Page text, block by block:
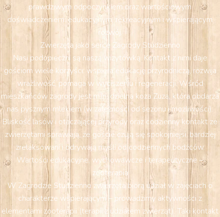
prawdziwym odpoczynkiem oraz wartościowym
doświadczeniem: edukacyjnym, rekreacyjnym i wspierającym
rozwój.
Zwierzęta jako serce Zagrody Studzienno
Nasi podopieczni są naszą wizytówką. Kontakt z nimi daje
gościom wiele korzyści: wspiera edukację przyrodniczą, rozwija
wrażliwość, pomaga w wyciszeniu i regeneracji. Wśród
mieszkańców zagrody jest m.in. dzielna koza Zuza, która obdarza
nas pysznym mlekiem (w zależności od sezonu i możliwości).
Bliskość lasów i otaczającej przyrody oraz codzienny kontakt ze
zwierzętami sprawiają, że goście czują się spokojniejsi, bardziej
zrelaksowani i odrywają myśli od codziennych bodźców.
Wartości edukacyjne, wychowawcze i terapeutyczne –
zooterapia
W Zagrodzie Studzienno zwierzęta biorą udział w zajęciach o
charakterze wspierającym – prowadzimy aktywności z
elementami zooterapii (terapii z udziałem zwierząt). Taki kontakt